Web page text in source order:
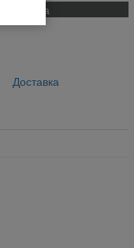
товара
Доставка